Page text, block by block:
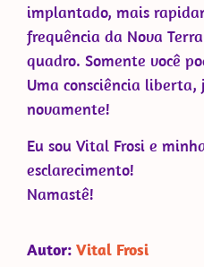
implantado, mais
frequência da Nova
quadro. Somente você
Uma consciência
novamente!
Eu sou Vital Frosi e
esclarecimento!
Namastê!
Autor: Vital Frosi